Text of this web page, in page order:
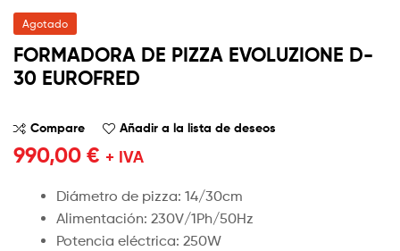
Agotado
FORMADORA DE PIZZA EVOLUZIONE D-
30 EUROFRED
Compare Añadir a la lista de deseos
990,00 € + IVA
Diámetro de pizza: 14/30cm
Alimentación: 230V/1Ph/50Hz
Potencia eléctrica: 250W